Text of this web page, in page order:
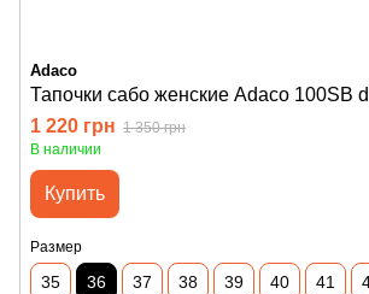
Adaco
Тапочки сабо женские Adaco 100SB
1 220 грн 1 350 грн
В наличии
Купить
Размер
35 36 37 38 39 40 41